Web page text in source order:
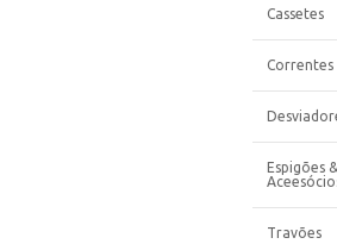
Cassetes
Correntes
Espigões &
Travões